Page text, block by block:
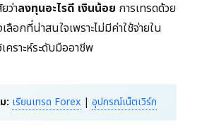
ว่าลงทุนอะไรดี เงินน้อย การเทรดด้วย
อกที่น่าสนใจเพราะไม่มีค่าใช้จ่ายใน
คราะห์ระดับมืออาชีพ
: เรียนเทรด Forex | อุปกรณ์เน็ตเวิร์ก